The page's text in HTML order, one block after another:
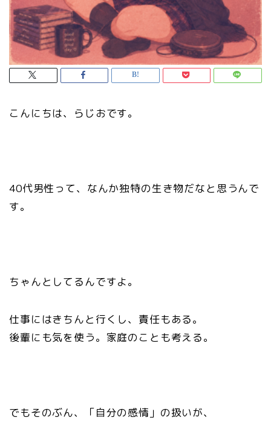
こんにちは、らじおです。
40代男性って、なんか独特の生き物だなと思うんで
す。
ちゃんとしてるんですよ。
仕事にはきちんと行くし、責任もある。
後輩にも気を使う。家庭のことも考える。
でもそのぶん、「自分の感情」の扱いが、